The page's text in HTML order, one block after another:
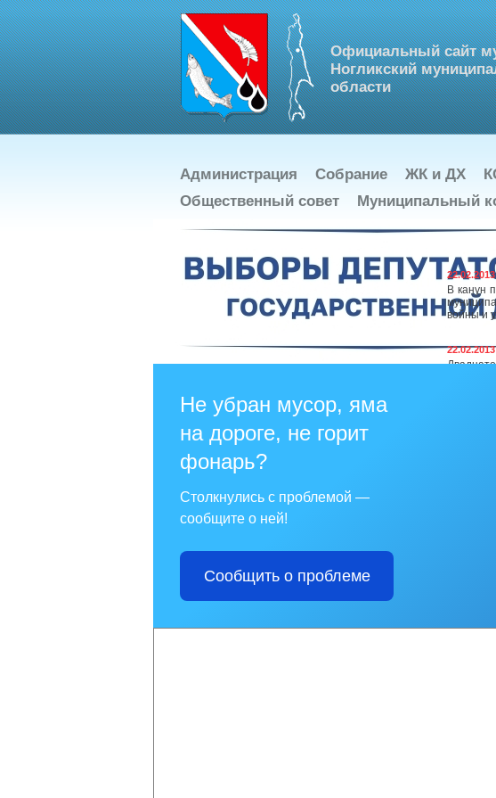
Официальный сайт
Ногликский
области
Администрация Собрание ЖК и ДХ
Общественный совет
Муниципальный
Не убран мусор, яма
на дороге, не горит
фонарь?
Столкнулись с проблемой —
сообщите о ней!
Сообщить о проблеме
22.02.2013
В канун
войны и
22.02.2013